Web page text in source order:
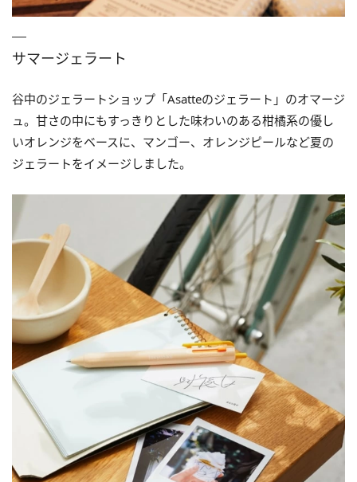
サマージェラート
谷中のジェラートショップ「Asatteのジェラート」のオマージ
ュ。甘さの中にもすっきりとした味わいのある柑橘系の優し
いオレンジをベースに、マンゴー、オレンジピールなど夏の
ジェラートをイメージしました。